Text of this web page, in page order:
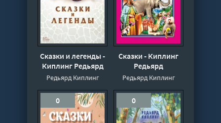
Сказки и легенды -
Киплинг Редьярд
Редьярд Киплинг
Сказки - Киплинг
Редьярд
Редьярд Киплинг
0 0